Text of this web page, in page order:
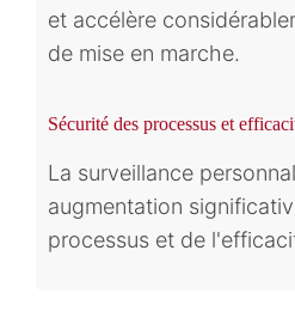
et accélère
de mise en marche.
Sécurité des processus et
La surveillance
augmentation
processus et de